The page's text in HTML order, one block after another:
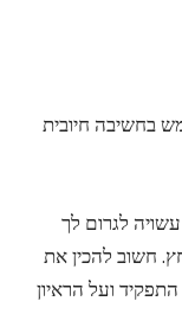
בחשיבה חיובית
לגרום לך
חשוב להכין את
ועל הראיון